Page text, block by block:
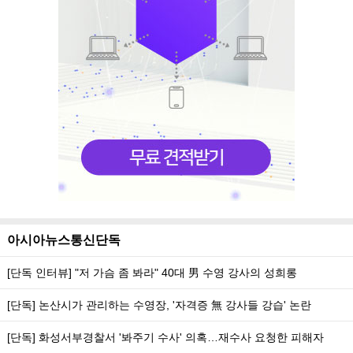
아시아뉴스통신단독
[단독 인터뷰] "저 가슴 좀 봐라" 40대 男 수영 강사의 성희롱
[단독] 논산시가 관리하는 수영장, '자격증 無 강사들 강습' 논란
[단독] 화성서부경찰서 '봐주기 수사' 의혹…재수사 요청한 피해자